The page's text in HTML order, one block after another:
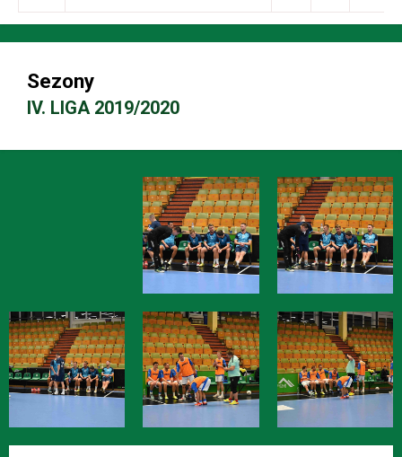
Sezony
IV. LIGA 2019/2020